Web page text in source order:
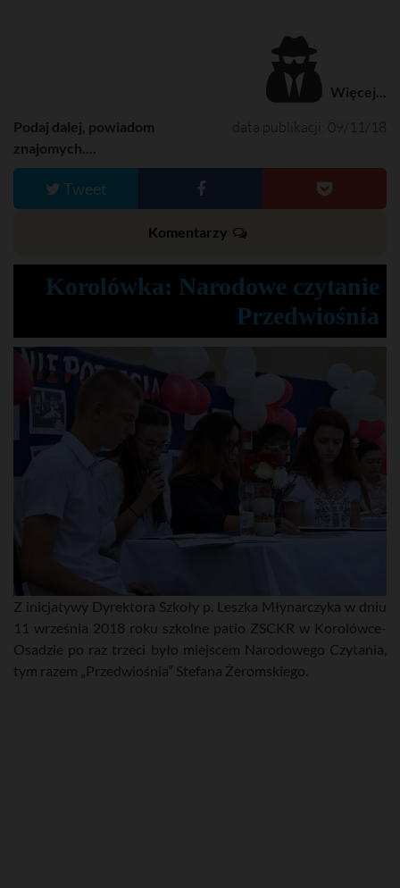
Więcej...
data publikacji: 09/11/18
Podaj dalej, powiadom
znajomych....
Tweet
Komentarzy
Korolówka: Narodowe czytanie
Przedwiośnia
Z inicjatywy Dyrektora Szkoły p. Leszka Młynarczyka w dniu
11 września 2018 roku szkolne patio ZSCKR w Korolówce-
Osadzie po raz trzeci było miejscem Narodowego Czytania,
tym razem „Przedwiośnia” Stefana Żeromskiego.